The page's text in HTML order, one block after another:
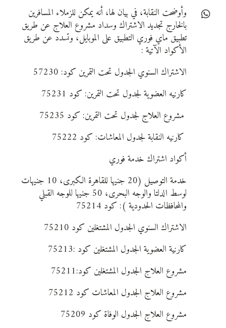
وأوضحت النقابة، في بيان لها، أنه يمكن للزملاء المسافرين
بالخارج تجديد الاشتراك وسداد مشروع العلاج عن طريق
تطبيق ماي فوري التطبيق على الموبايل، وتسدد عن طريق
الأكواد الآتية :
الاشتراك السنوي الجدول تحت التمرين كود: 57230
كارنيه العضوية لجدول تحت التمرين: كود 75231
مشروع العلاج لجدول تحت التمرين: كود 75235
كارنيه النقابة لجدول المعاشات: كود 75222
أكواد اشتراك خدمة فوري
خدمة التوصيل (20 جنيها للقاهرة الكبرى، 10 جنيهات
لوسط الدلتا والوجه البحرى، 50 جنيها للوجه القبلي
والمحافظات الحدودية ): كود 75214
الاشتراك السنوي الجدول المشتغلين كود 75210
كارنية العضوية الجدول المشتغلين كود :75213
مشروع العلاج الجدول المشتغلين كود:75211
مشروع العلاج الجدول المعاشات كود 75212
مشروع العلاج الجدول الوفاة كود 75209